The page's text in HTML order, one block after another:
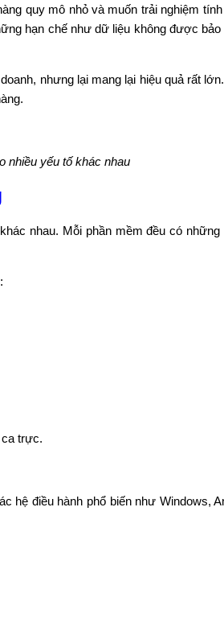
quy mô nhỏ và muốn trải nghiệm
hạn chế như dữ liệu không được
nhưng lại mang lại hiệu quả rất
nhiều yếu tố khác nhau
nhau. Mỗi phần mềm đều có
ca trực.
hệ điều hành phổ biến như Windows,